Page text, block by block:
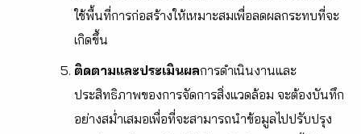
ใช้พื้นที่การก่อสร้างให้เหมาะสมเพื่อลดผลกระทบที่จะ
เกิดขึ้น
ติดตามและประเมินผลการดำเนินงานและ
ประสิทธิภาพของการจัดการสิ่งแวดล้อม จะต้องบันทึก
อย่างสม่ำเสมอเพื่อที่จะสามารถนำข้อมูลไปปรับปรุง